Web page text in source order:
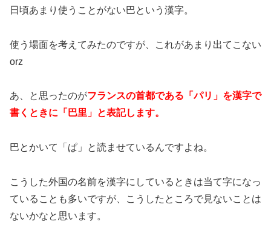
日頃あまり使うことがない巴という漢字。
使う場面を考えてみたのですが、これがあまり出てこない
orz
あ、と思ったのがフランスの首都である「パリ」を漢字で
書くときに「巴里」と表記します。
巴とかいて「ぱ」と読ませているんですよね。
こうした外国の名前を漢字にしているときは当て字になっ
ていることも多いですが、こうしたところで見ないことは
ないかなと思います。